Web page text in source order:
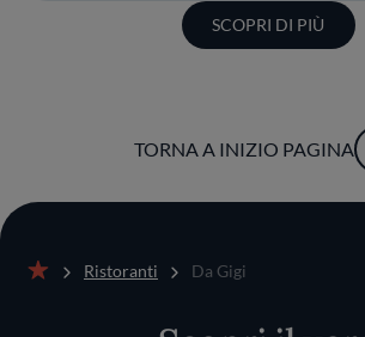
SCOPRI DI PIÙ
TORNA A INIZIO PAGINA
Ristoranti Da Gigi